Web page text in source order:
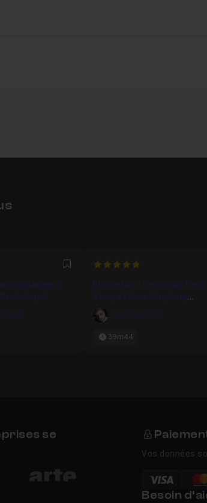
Favori
mélanger 2
?
5
Photoshop : Créez des Face
Swap et Face Morphing
réalistes
Julien Guillotel
39m44
se
Vos données
Besoin